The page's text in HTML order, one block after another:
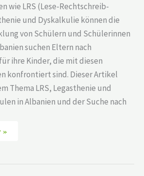
wie LRS (Lese-Rechtschreib-
und Dyskalkulie können die
von Schülern und Schülerinnen
suchen Eltern nach
ihre Kinder, die mit diesen
konfrontiert sind. Dieser Artikel
Thema LRS, Legasthenie und
in Albanien und der Suche nach
»